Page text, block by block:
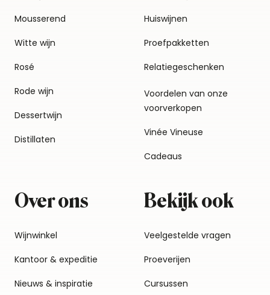
Mousserend
Witte wijn
Rosé
Rode wijn
Dessertwijn
Distillaten
Huiswijnen
Proefpakketten
Relatiegeschenken
Voordelen van onze
voorverkopen
Vinée Vineuse
Cadeaus
Over ons
Wijnwinkel
Kantoor & expeditie
Nieuws & inspiratie
Bekijk ook
Veelgestelde vragen
Proeverijen
Cursussen